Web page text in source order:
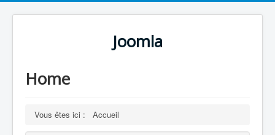
Joomla
Home
Vous êtes ici : Accueil